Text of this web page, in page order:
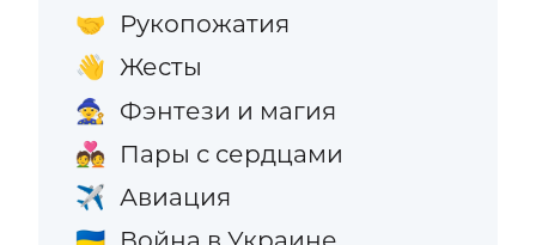
🤝 Рукопожатия
👋 Жесты
🧙 Фэнтези и магия
💑 Пары с сердцами
✈️ Авиация